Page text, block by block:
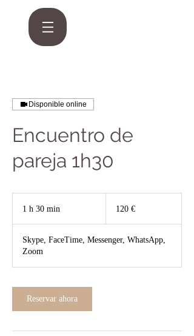
Disponible online
Encuentro de
pareja 1h30
1 h 30 min
0
m
n
120 €
Skype, FaceTime, Messenger, WhatsApp,
Zoom
Reservar ahora